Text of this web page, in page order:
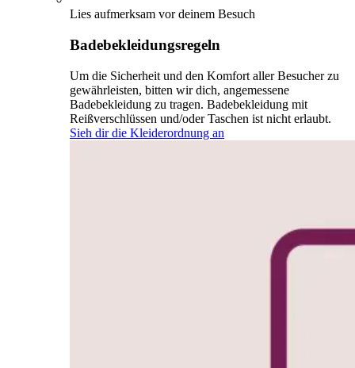
Lies aufmerksam vor deinem Besuch
Badebekleidungsregeln
Um die Sicherheit und den Komfort aller Besucher zu
gewährleisten, bitten wir dich, angemessene
Badebekleidung zu tragen. Badebekleidung mit
Reißverschlüssen und/oder Taschen ist nicht erlaubt.
Sieh dir die Kleiderordnung an